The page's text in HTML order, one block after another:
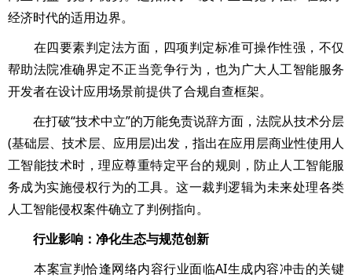
经济时代的适用边界。
在四要素判定法方面，四项判定标准可操作性强，不仅
帮助法院准确界定不正当竞争行为，也为广大人工智能服务
开发者在设计应用场景前提供了合规自查框架。
在打破“技术中立”的万能免责说辞方面，法院从技术分层
(基础层、技术层、应用层)出发，指出在应用层商业性使用人
工智能技术时，理应尊重特定平台的规则，防止人工智能服
务成为实施侵权行为的工具。这一裁判逻辑为未来处理各类
人工智能侵权案件确立了判例指向。
行业影响：净化生态与规范创新
本案宣判恰逢网络内容行业面临AI生成内容冲击的关键